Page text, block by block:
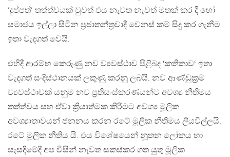
‘දුප්පත්‘ තත්ත්වයක් වුවත් එය නැවත නැවත් මතක් කර දී හෝ
සමාජය ඉල්ලා සිටින ප්‍රජාතන්ත්‍රවාදී වෙනස් කම් සිදු කර ගැනීම
ඉතා වැදගත් වෙයි.
එහිදී ආරම්භ කෙරුණු නව ව්‍යවස්ථාව පිළිබද ‘කතිකාව‘ ඉතා
වැදගත් සංදිස්ථානයක් ලකුණු කරනු ලබයි. නව ආණ්ඩුක්‍රම
ව්‍යවස්ථාවක් යනුම නව ප්‍රතිසංස්කරණයන්ට අවශ්‍ය නීතිමය
තත්ත්වය සහ ඒවා ක්‍රියාත්මක කිරීමට අවශ්‍ය මූලික
අවශ්‍යාතාවයන් ජනනය කරන රටේ මූලික නීතිමය ලියවිල්ලයි.
රටේ මූලික නීතිය යි. එය විශේෂයෙන් නූතන ලෝකය හා
සැසදීමේදී අප විසින් නැවත සකස්කර ගත යුතු මූලික